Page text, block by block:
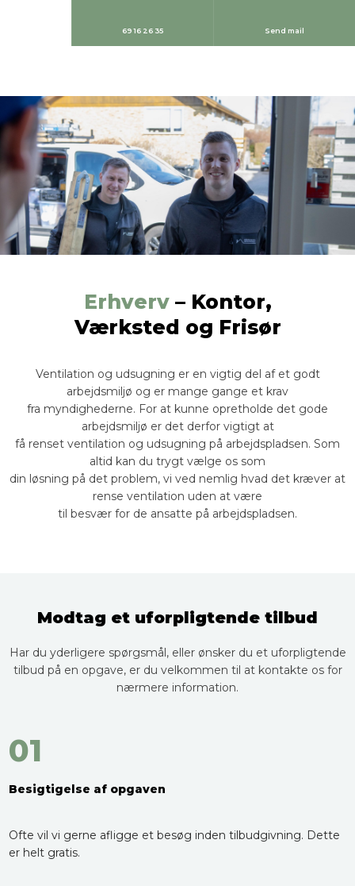
69 16 26 35 Send mail
Erhverv – Kontor,
​Værksted og Frisør
​Ventilation og udsugning er en vigtig del af et godt
arbejdsmiljø og er mange gange et krav
​fra myndighederne. For at kunne opretholde det gode
arbejdsmiljø er det derfor vigtigt at
få renset ventilation og udsugning på arbejdspladsen. Som
altid kan du trygt vælge os som
​din løsning på det problem, vi ved nemlig hvad det kræver at
rense ventilation uden at være
til besvær for de ansatte på arbejdspladsen.
Modtag et uforpligtende tilbud
​​Har du yderligere spørgsmål, eller ønsker du et uforpligtende
tilbud på en opgave, er du velkommen til at kontakte os for
nærmere information.
01
Besigtigelse af opgaven
Ofte vil vi gerne afligge et besøg inden tilbudgivning. Dette
er helt gratis.